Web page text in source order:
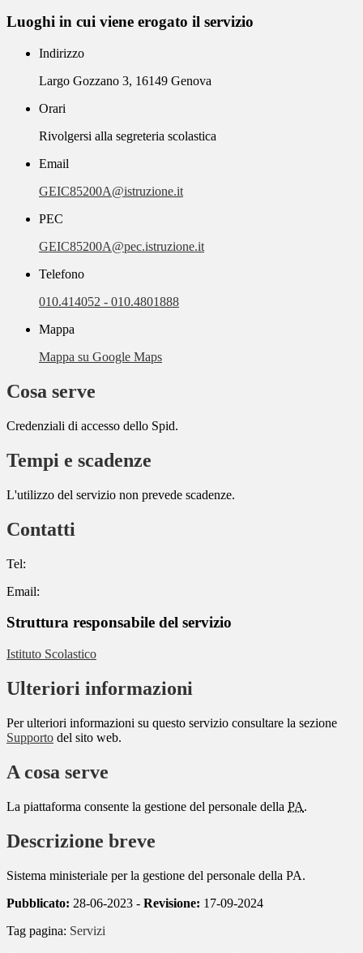
Luoghi in cui viene erogato il servizio
Indirizzo
Largo Gozzano 3, 16149 Genova
Orari
Rivolgersi alla segreteria scolastica
Email
GEIC85200A@istruzione.it
PEC
GEIC85200A@pec.istruzione.it
Telefono
010.414052 - 010.4801888
Mappa
Mappa su Google Maps
Cosa serve
Credenziali di accesso dello Spid.
Tempi e scadenze
L'utilizzo del servizio non prevede scadenze.
Contatti
Tel:
Email:
Struttura responsabile del servizio
Istituto Scolastico
Ulteriori informazioni
Per ulteriori informazioni su questo servizio consultare la sezione
Supporto del sito web.
A cosa serve
La piattaforma consente la gestione del personale della PA.
Descrizione breve
Sistema ministeriale per la gestione del personale della PA.
Pubblicato: 28-06-2023 - Revisione: 17-09-2024
Tag pagina: Servizi